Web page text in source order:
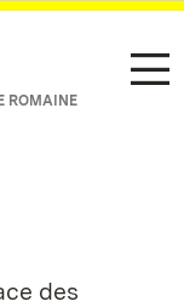
ROMAINE
des